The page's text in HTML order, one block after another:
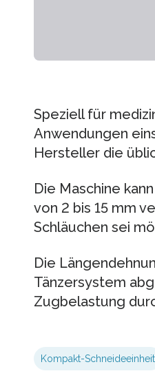
Speziell für
Anwendungen
Hersteller die
Die Maschine
von 2 bis 15 mm
Schläuchen sei
Die
Tänzersystem
Zugbelastung
Kompakt-Schneideeinheit